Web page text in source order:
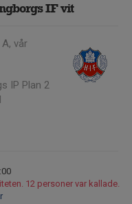
IF vit
vår
IP Plan 2
12 personer var kallade.